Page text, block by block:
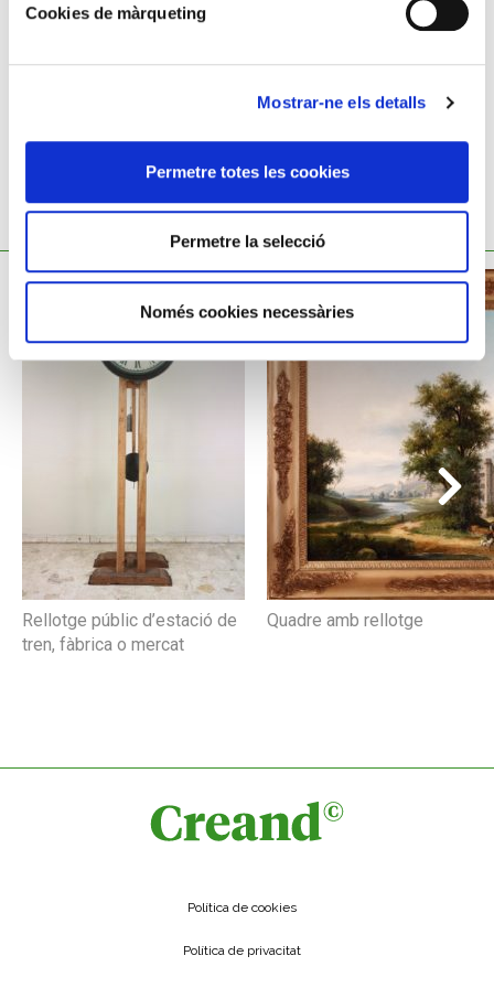
Cookies de màrqueting
Mostrar-ne els detalls
Permetre totes les cookies
Permetre la selecció
Només cookies necessàries
TAMBÉ ET POT INTERESSAR
Rellotge públic d’estació de
tren, fàbrica o mercat
Quadre amb rellotge
Política de cookies
Política de privacitat